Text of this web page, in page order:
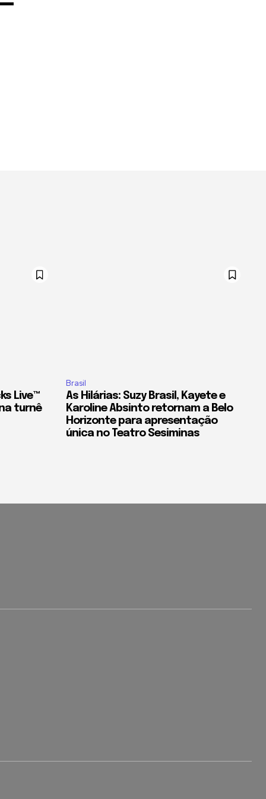
Live™
turnê
Brasil
As Hilárias: Suzy Brasil, Kayete e
Karoline Absinto retornam a Belo
Horizonte para apresentação
única no Teatro Sesiminas